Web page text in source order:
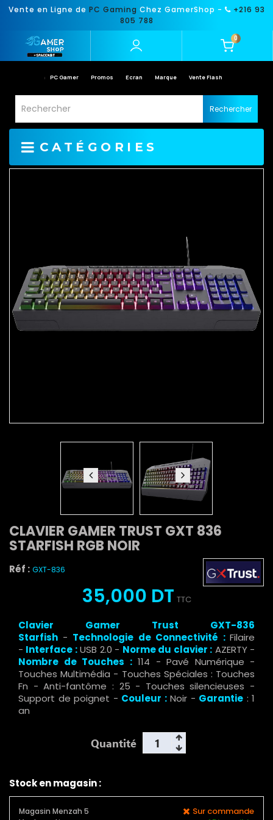
Vente en Ligne de PC Gaming Chez GamerShop -
+216 93
805 788
0
PC Gamer Promos Ecran Marque Vente Flash
Rechercher
CATÉGORIES
CLAVIER GAMER TRUST GXT 836
STARFISH RGB NOIR
Réf : GXT-836
35,000 DT TTC
Clavier Gamer Trust GXT-836
Starfish - Technologie de Connectivité : Filaire
- Interface :USB 2.0 - Norme du clavier : AZERTY -
Nombre de Touches :114 - Pavé Numérique -
Touches Multimédia - Touches Spéciales : Touches
Fn - Anti-fantôme : 25 - Touches silencieuses -
Support de poignet - Couleur :Noir - Garantie : 1
an
Quantité
Stock en magasin :
Magasin Menzah 5 Sur commande